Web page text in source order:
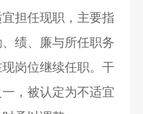
任现职，主要指
绩、廉与所任职务
岗位继续任职。干
，被认定为不适宜